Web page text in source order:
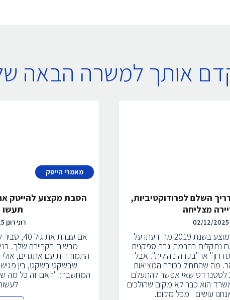
אותך למשרה הבאה
השלם לפרודוקטיביות,
מצליחה
02/12/2025
אם הייתם שואלים מנהל ממוצע בשנת 2019 מה דעתו על
נתקלים בהרמת גבה ספקנית
או "בקרה ניהולית". אבל
מה שהתחיל ככורח המציאות
בימי המגיפה, הפך ב 2025 לסטנדרט שאי אפשר להתעלם
הוא כבר לא מקום שהולכים
עושים מכל מקום.
מאמרי הייטק
תעשו
רוני רונן
אם עברת
מרשים בקריירה שלך.
התמודדות עם אתגרים, אולי
שבשקט בשקט, בין
המחשבה: "האם זה כל מה